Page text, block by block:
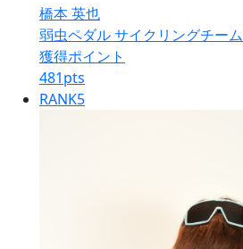
橋本 英也
弱虫ペダル サイクリングチーム
獲得ポイント
481pts
RANK5